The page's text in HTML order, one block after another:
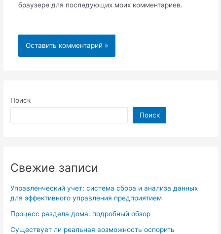
Поиск
Поиск
Свежие записи
Управленческий учет: система сбора и анализа данных
для эффективного управления предприятием
Процесс раздела дома: подробный обзор
Существует ли реальная возможность оспорить
браузере для последующих моих комментариев.